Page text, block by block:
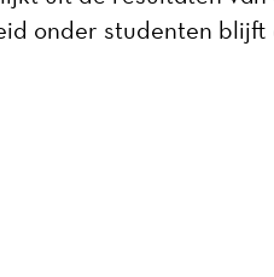
onder studenten blijft